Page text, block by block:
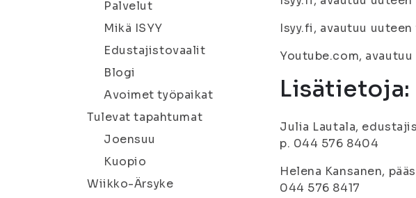
Palvelut
Mikä ISYY
Edustajistovaalit
Blogi
Avoimet työpaikat
Tulevat tapahtumat
Joensuu
Kuopio
Wiikko-Ärsyke
Isyy.fi, avautuu
Youtube.com,
Lisätietoja:
Julia Lautala,
p. 044 576 8404
Helena Kansanen,
044 576 8417